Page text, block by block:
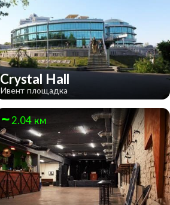
Crystal Hall
Ивент площадка
2.04 км